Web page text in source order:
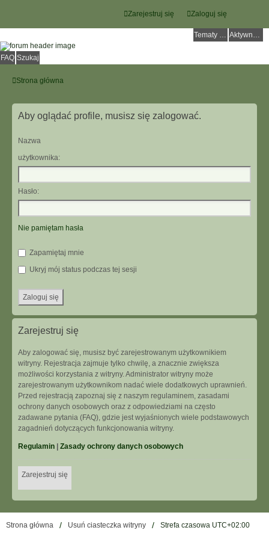
Zaloguj się
Zarejestruj się
Tematy bez odpowiedzi Aktywne tematy
FAQ Szukaj
Strona główna
Aby oglądać profile, musisz się zalogować.
Nazwa
użytkownika:
Hasło:
Nie pamiętam hasła
Zapamiętaj mnie
Ukryj mój status podczas tej sesji
Zarejestruj się
Aby zalogować się, musisz być zarejestrowanym użytkownikiem
witryny. Rejestracja zajmuje tylko chwilę, a znacznie zwiększa
możliwości korzystania z witryny. Administrator witryny może
zarejestrowanym użytkownikom nadać wiele dodatkowych uprawnień.
Przed rejestracją zapoznaj się z naszym regulaminem, zasadami
ochrony danych osobowych oraz z odpowiedziami na często
zadawane pytania (FAQ), gdzie jest wyjaśnionych wiele podstawowych
zagadnień dotyczących funkcjonowania witryny.
Regulamin Zasady ochrony danych osobowych
Zarejestruj się
Strona główna Usuń ciasteczka witryny Strefa czasowa UTC+02:00